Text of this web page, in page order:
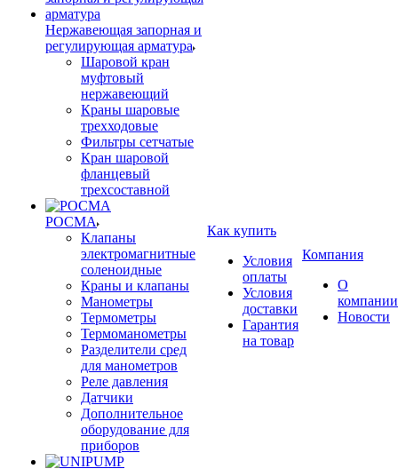
Нержавеющая запорная и
регулирующая арматура
Шаровой кран
муфтовый
нержавеющий
Краны шаровые
трехходовые
Фильтры сетчатые
Кран шаровой
фланцевый
трехсоставной
РОСМА
Клапаны
электромагнитные
соленоидные
Краны и клапаны
Манометры
Термометры
Термоманометры
Разделители сред
для манометров
Реле давления
Датчики
Дополнительное
оборудование для
приборов
Как купить
Условия
оплаты
Условия
доставки
Гарантия
на товар
Компания
О
компании
Новости